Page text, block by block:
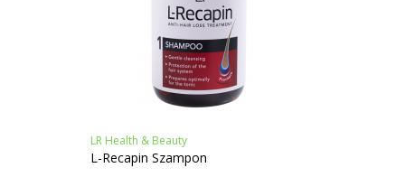
LR Health & Beauty
L-Recapin Szampon